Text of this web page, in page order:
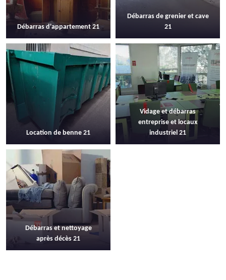
Débarras d'appartement 21
Débarras de grenier et cave
21
Location de benne 21
Vidage et débarras
entreprise et locaux
industriel 21
Débarras et nettoyage
après décès 21